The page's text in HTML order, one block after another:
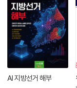
는 점에서 이 연구서는
헌법적인 측면과 정치
장의 말미에는 학자들
의를 바탕으로 한 국회의
통한 게리맨더링 방지
시된다.
AI 지방선거 해부